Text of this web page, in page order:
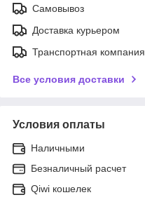
Самовывоз
Доставка курьером
Транспортная компания
Все условия доставки
Условия оплаты
Наличными
Безналичный расчет
Qiwi кошелек